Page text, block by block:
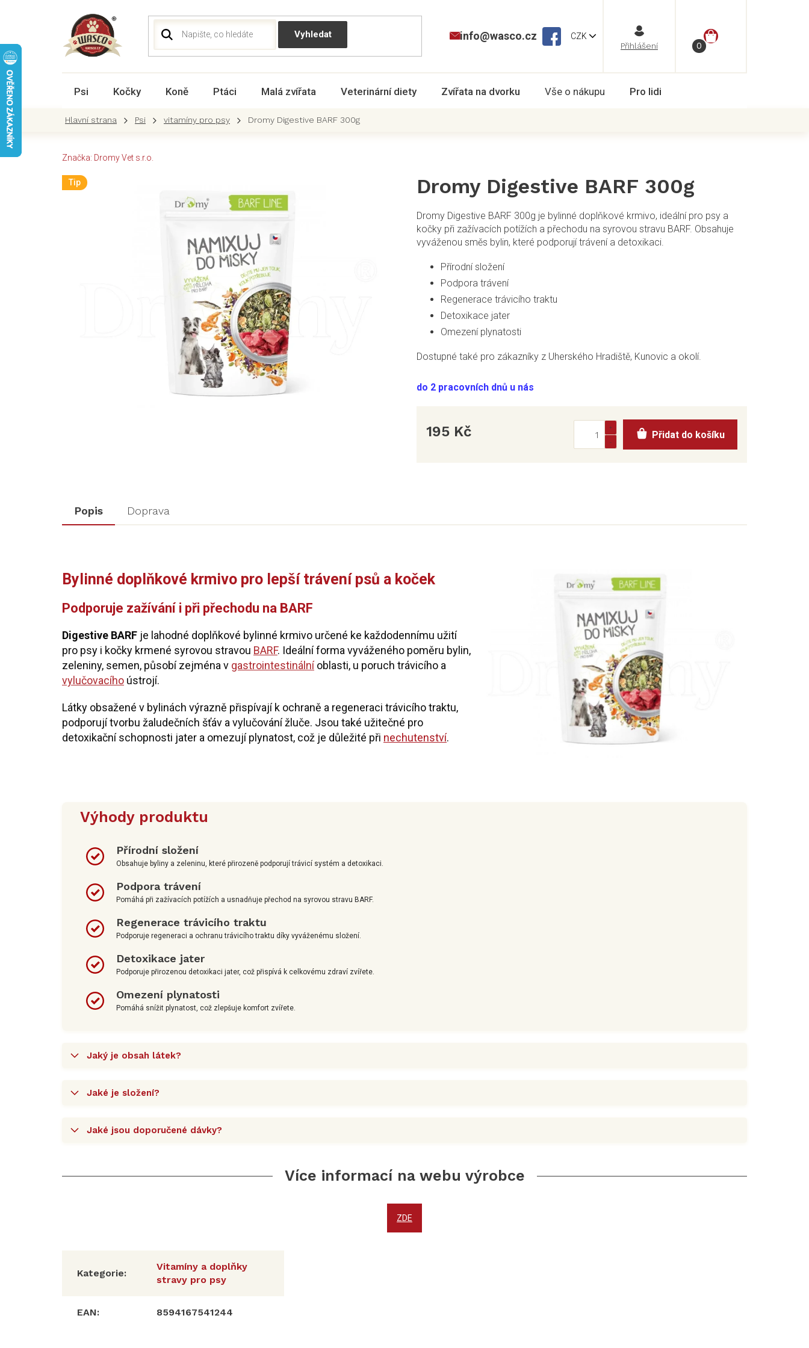
CZK
NÁKUPNÍ
info@wasco.cz
Psi Kočky Koně Ptáci Malá zvířata Veterinární diety Zvířata na dvorku Vše o nákupu Pro lidi
Psi vitamíny pro psy Dromy Digestive BARF 300g
Značka: Dromy Vet s.r.o.
Tip
do 2 pracovních dnů u nás
Dromy Digestive BARF 300g je bylinné doplňkové krmivo, ideální pro psy a
kočky při zažívacích potížích a přechodu na syrovou stravu BARF. Obsahuje
vyváženou směs bylin, které podporují trávení a detoxikaci.
Přírodní složení
Podpora trávení
Regenerace trávicího traktu
Detoxikace jater
Omezení plynatosti
Dostupné také pro zákazníky z Uherského Hradiště, Kunovic a okolí.
Dromy Digestive BARF 300g
195 Kč Přidat do košíku
Popis Doprava
Bylinné doplňkové krmivo pro lepší trávení psů a koček
Podporuje zažívání i při přechodu na BARF
Digestive BARF je lahodné doplňkové bylinné krmivo určené ke každodennímu užití
pro psy i kočky krmené syrovou stravou BARF. Ideální forma vyváženého poměru bylin,
zeleniny, semen, působí zejména v gastrointestinálníoblasti, u poruch trávicího a
vylučovacího ústrojí.
Látky obsažené v bylinách výrazně přispívají k ochraně a regeneraci trávicího traktu,
podporují tvorbu žaludečních šťáv a vylučování žluče. Jsou také užitečné pro
detoxikační schopnosti jater a omezují plynatost, což je důležité při nechutenství.
Výhody produktu
Přírodní složení
Obsahuje byliny a zeleninu, které přirozeně podporují trávicí systém a detoxikaci.
Podpora trávení
Pomáhá při zažívacích potížích a usnadňuje přechod na syrovou stravu BARF.
Regenerace trávicího traktu
Podporuje regeneraci a ochranu trávicího traktu díky vyváženému složení.
Detoxikace jater
Podporuje přirozenou detoxikaci jater, což přispívá k celkovému zdraví zvířete.
Omezení plynatosti
Pomáhá snížit plynatost, což zlepšuje komfort zvířete.
Jaký je obsah látek?
Jaké je složení?
Jaké jsou doporučené dávky?
Více informací na webu výrobce
ZDE
Kategorie:
Vitamíny a doplňky
stravy pro psy
EAN: 8594167541244